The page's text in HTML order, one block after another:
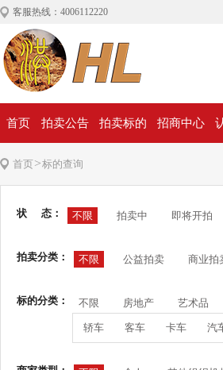
客服热线：4006112220
首页 拍卖公告 拍卖标的 招商中心
首页>标的查询
状 态： 不限 拍卖中 即将开拍
拍卖分类： 不限 公益拍卖 商业拍
标的分类： 不限 房地产 艺术品
轿车 客车 卡车 汽